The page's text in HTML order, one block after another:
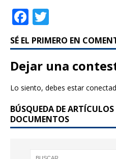
F
a
c
e
b
o
k
w
it
te
r
SÉ EL PRIMERO EN
Dejar una
Lo siento, debes estar
BÚSQUEDA DE
DOCUMENTOS